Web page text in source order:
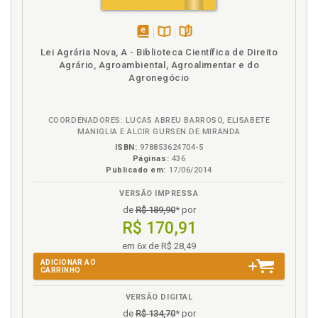
Inscrição em dívida ativa, p. 108
Instituição financeira federal. Autorização dada à
União para negociar com instituições financeiras
federais, p. 51
Instituições financeiras. Operações lastreadas em
Instituto do crédito rural. Quadro sinótico do
capítulo, p. 44
Legislação, p. 115
Lei 9.138, de 29 de novembro de 1995, p. 115
Lei 9.138/1995. Exame da Lei 9.138/1995.
Securitização e PESA, p. 71
Lei 9.138/1998. Operações de crédito rural
alongadas nos termos da Lei 9.138/1998, p. 62
disponível
em
eBook
na
B.V.
páginas
Lei Agrária Nova, A - Biblioteca Científica de Direito
Agrário, Agroambiental, Agroalimentar e do
Agronegócio
COORDENADORES: LUCAS ABREU BARROSO, ELISABETE
MANIGLIA E ALCIR GURSEN DE MIRANDA
ISBN: 978853624704-5
Páginas: 436
Publicado em: 17/06/2014
VERSÃO IMPRESSA
deR$ 189,90* por
R$ 170,91
em 6x de R$ 28,49
ADICIONAR AO
CARRINHO
VERSÃO DIGITAL
deR$ 134,70* por